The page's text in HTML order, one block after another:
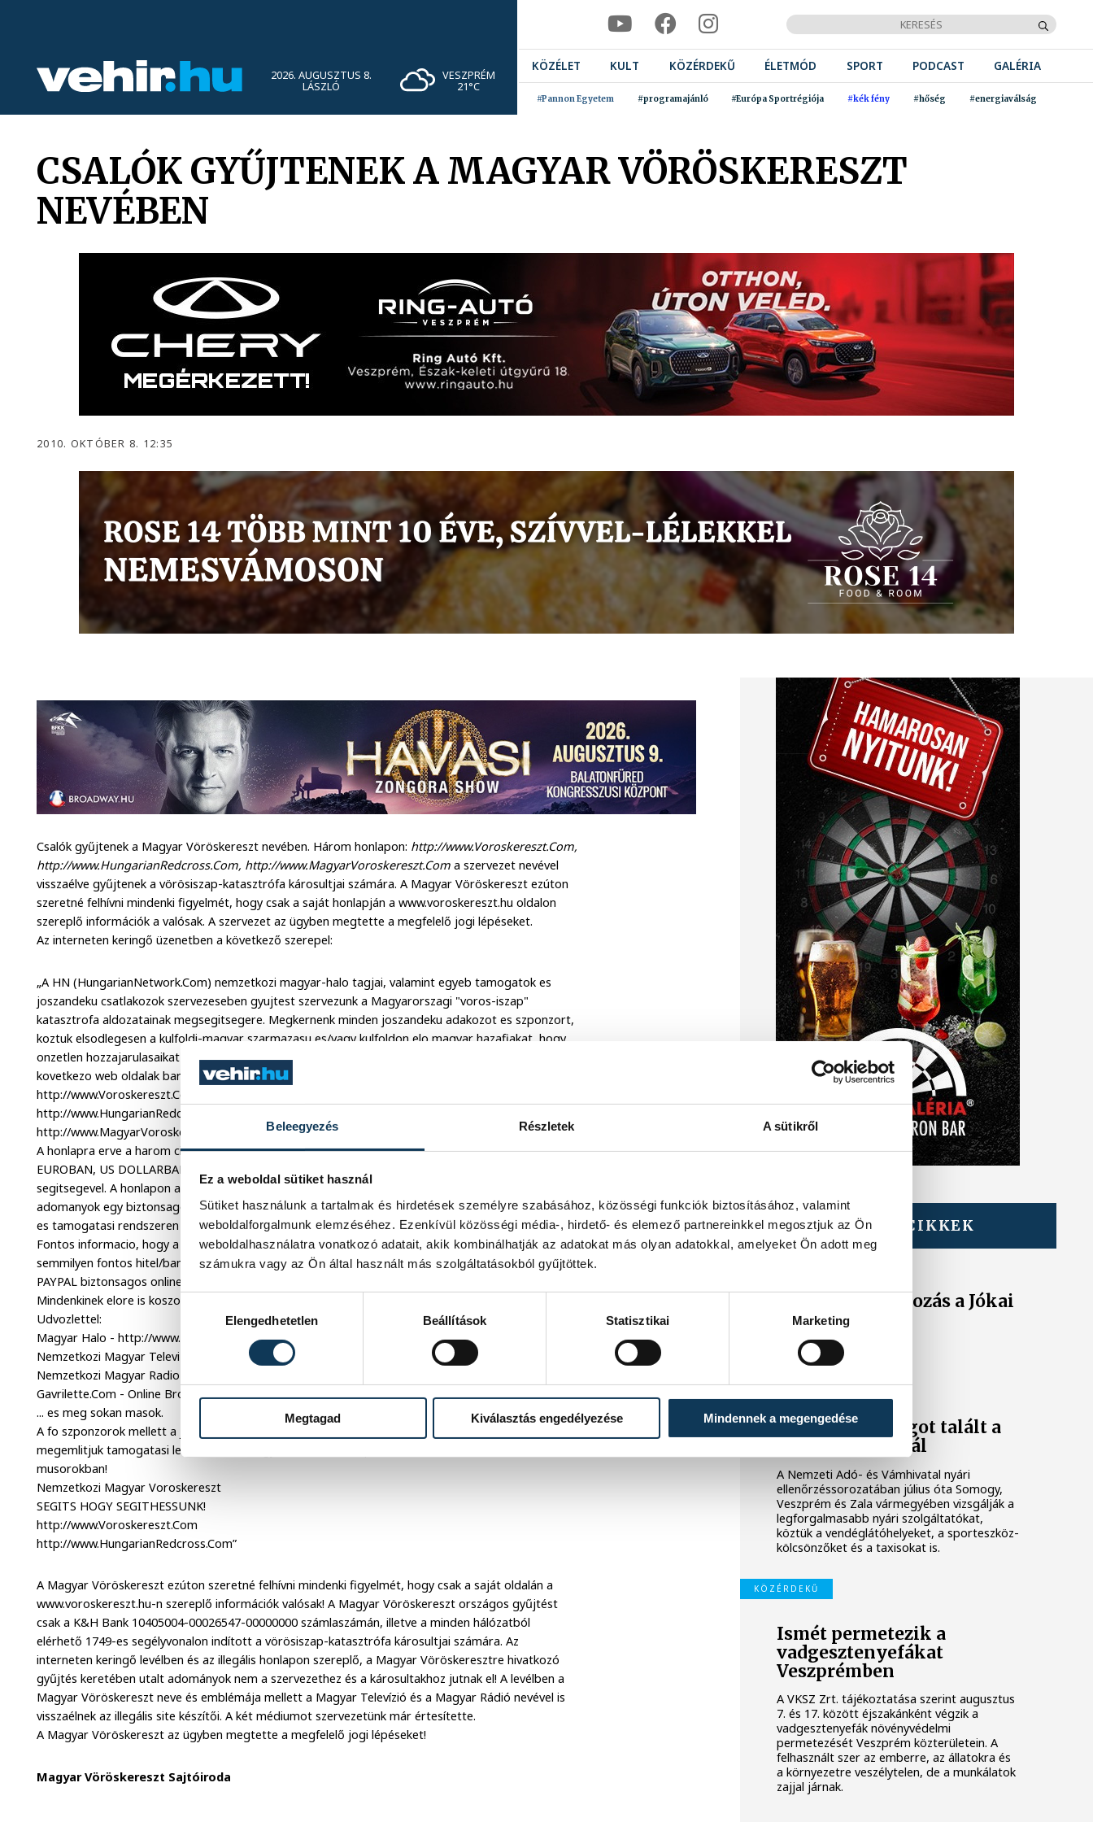
Beleegyezés Részletek A sütikről
Ez a weboldal sütiket használ
Sütiket használunk a tartalmak és hirdetések személyre szabásához, közösségi funkciók biztosításához, valamint
weboldalforgalmunk elemzéséhez. Ezenkívül közösségi média-, hirdető- és elemező partnereinkkel megosztjuk az Ön
weboldalhasználatra vonatkozó adatait, akik kombinálhatják az adatokat más olyan adatokkal, amelyeket Ön adott meg
számukra vagy az Ön által használt más szolgáltatásokból gyűjtöttek.
Elengedhetetlen
Beállítások Statisztikai Marketing
Megtagad Kiválasztás engedélyezése Mindennek a megengedése
2026. AUGUSZTUS 8.
LÁSZLÓ
VESZPRÉM
21°C
KÖZÉLET KULT KÖZÉRDEKŰ ÉLETMÓD SPORT PODCAST GALÉRIA
#Pannon Egyetem #programajánló #Európa Sportrégiója #kék fény #hőség #energiaválság
CSALÓK GYŰJTENEK A MAGYAR VÖRÖSKERESZT
NEVÉBEN
2010. OKTÓBER 8. 12:35
Csalók gyűjtenek a Magyar Vöröskereszt nevében. Három honlapon: http://www.Voroskereszt.Com,
http://www.HungarianRedcross.Com, http://www.MagyarVoroskereszt.Com a szervezet nevével
visszaélve gyűjtenek a vörösiszap-katasztrófa károsultjai számára. A Magyar Vöröskereszt ezúton
szeretné felhívni mindenki figyelmét, hogy csak a saját honlapján a www.voroskereszt.hu oldalon
szereplő információk a valósak. A szervezet az ügyben megtette a megfelelő jogi lépéseket.
Az interneten keringő üzenetben a következő szerepel:
„A HN (HungarianNetwork.Com) nemzetkozi magyar-halo tagjai, valamint egyeb tamogatok es
joszandeku csatlakozok szervezeseben gyujtest szervezunk a Magyarorszagi "voros-iszap"
katasztrofa aldozatainak megsegitsegere. Megkernenk minden joszandeku adakozot es szponzort,
koztuk elsodlegesen a kulfoldi-magyar szarmazasu es/vagy kulfoldon elo magyar hazafiakat, hogy
onzetlen hozzajarulasaikat mielobb juttassak el a Nemzetkozi Magyar Voroskereszt cimere a
kovetkezo web oldalak barmelyiken:
http://www.Voroskereszt.Com
http://www.HungarianRedcross.Com
http://www.MagyarVoroskereszt.Com
A honlapra erve a harom cimeres jel talalhato (Piros-Feher-Zold tonussal), melyeken kattintva
EUROBAN, US DOLLARBAN es FORINTBAN nyujthatok be adomanyok bank vagy hitelkartya
segitsegevel. A honlapon az "ABOUT" es "PROGRAMS" menupontokon szinten benyujthatok az
adomanyok egy biztonsagos online befizetesi modon a legnagyobb es legismertebb online fizetesi
es tamogatasi rendszeren keresztul, a PAYPAL segitsegevel.
Fontos informacio, hogy a szervezokhoz nem jut el es a rendszereinken nem is megy keresztul
semmilyen fontos hitel/bank kartya informacio, melyek teljes egeszeben az eBAY tulajdonaban allo
PAYPAL biztonsagos online szolgaltatasan at vannak futtatva.
Mindenkinek elore is koszonjuk az onzetlen hozzajarulasat!
Udvozlettel:
Magyar Halo - http://www.HungarianNetwork.com
Nemzetkozi Magyar Televizio - http://www.HungarianTv.Com
Nemzetkozi Magyar Radio - http://www.HungarianRadio.Com
Gavrilette.Com - Online Broadcast & Digital Services
... es meg sokan masok.
A fo szponzorok mellett a jelentos adomanyokkal hozzajarulo maganszemelyeket kulon is
megemlitjuk tamogatasi leveleinkben es egyeb, a temaval kapcsolatos tovabbi hirekben es
musorokban!
Nemzetkozi Magyar Voroskereszt
SEGITS HOGY SEGITHESSUNK!
http://www.Voroskereszt.Com
http://www.HungarianRedcross.Com”
A Magyar Vöröskereszt ezúton szeretné felhívni mindenki figyelmét, hogy csak a saját oldalán a
www.voroskereszt.hu-n szereplő információk valósak! A Magyar Vöröskereszt országos gyűjtést
csak a K&H Bank 10405004-00026547-00000000 számlaszámán, illetve a minden hálózatból
elérhető 1749-es segélyvonalon indított a vörösiszap-katasztrófa károsultjai számára. Az
interneten keringő levélben és az illegális honlapon szereplő, a Magyar Vöröskeresztre hivatkozó
gyűjtés keretében utalt adományok nem a szervezethez és a károsultakhoz jutnak el! A levélben a
Magyar Vöröskereszt neve és emblémája mellett a Magyar Televízió és a Magyar Rádió nevével is
visszaélnek az illegális site készítői. A két médiumot szervezetünk már értesítette.
A Magyar Vöröskereszt az ügyben megtette a megfelelő jogi lépéseket!
Magyar Vöröskereszt Sajtóiroda
TOVÁBBI CIKKEK
KÖZÉRDEKŰ
forgalomkorlátozás a Jókai
utcában
KÖZÉRDEKŰ
Rengeteg
szabálytalanságot talált a
NAV a Balatonnál
A Nemzeti Adó- és Vámhivatal nyári
ellenőrzéssorozatában július óta Somogy,
Veszprém és Zala vármegyében vizsgálják a
legforgalmasabb nyári szolgáltatókat,
köztük a vendéglátóhelyeket, a sporteszköz-
kölcsönzőket és a taxisokat is.
KÖZÉRDEKŰ
Ismét permetezik a
vadgesztenyefákat
Veszprémben
A VKSZ Zrt. tájékoztatása szerint augusztus
7. és 17. között éjszakánként végzik a
vadgesztenyefák növényvédelmi
permetezését Veszprém közterületein. A
felhasznált szer az emberre, az állatokra és
a környezetre veszélytelen, de a munkálatok
zajjal járnak.